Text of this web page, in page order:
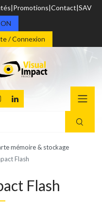
Promotions Contact SAV
/ Connexion
mémoire & stockage
Flash
Flash